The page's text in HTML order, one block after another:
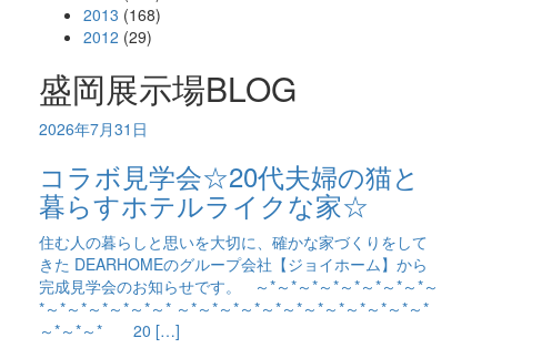
2013 (168)
2012 (29)
盛岡展示場BLOG
2026年7月31日
コラボ見学会☆20代夫婦の猫と
暮らすホテルライクな家☆
住む人の暮らしと思いを大切に、確かな家づくりをして
きた DEARHOMEのグループ会社【ジョイホーム】から
完成見学会のお知らせです。 ～*～*～*～*～*～*～*～*～
*～*～*～*～*～*～* ～*～*～*～*～*～*～*～*～*～*～*～*
～*～*～* 20 […]